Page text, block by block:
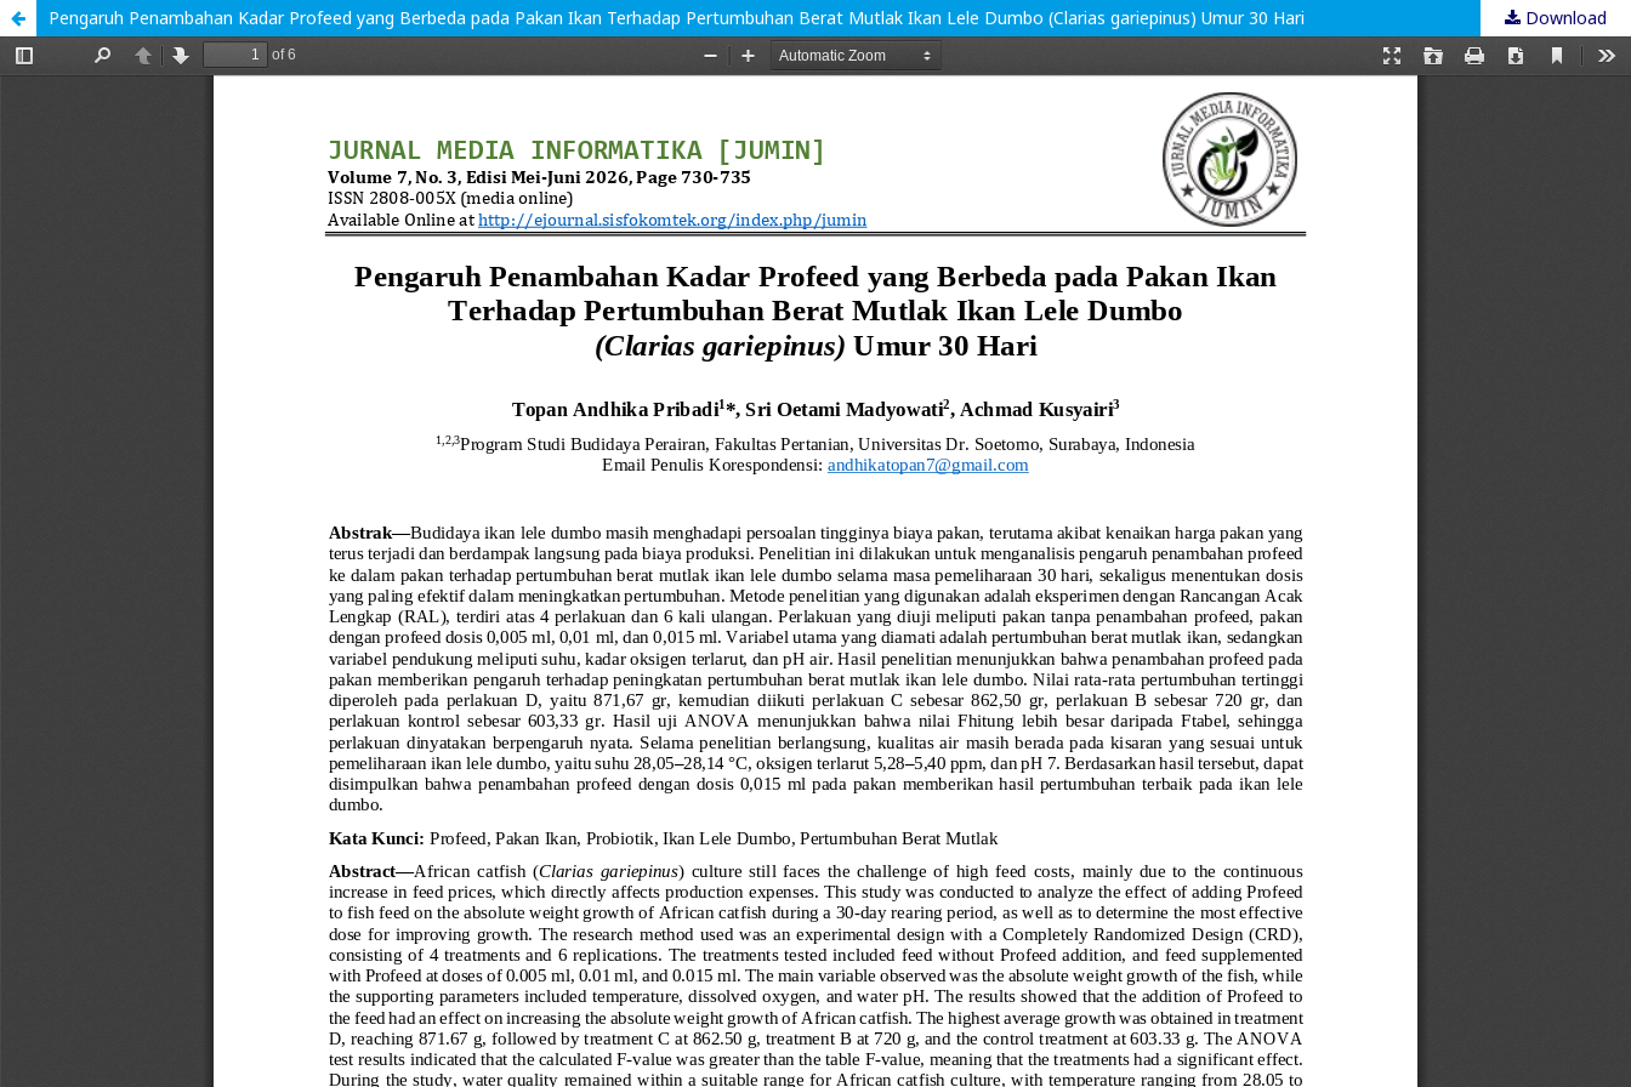
Pengaruh Penambahan Kadar Profeed yang Berbeda pada Pakan Ikan Terhadap Pertumbuhan Berat Mutlak Ikan Lele Dumbo (Clarias gariepinus) Umur 30 Hari Download